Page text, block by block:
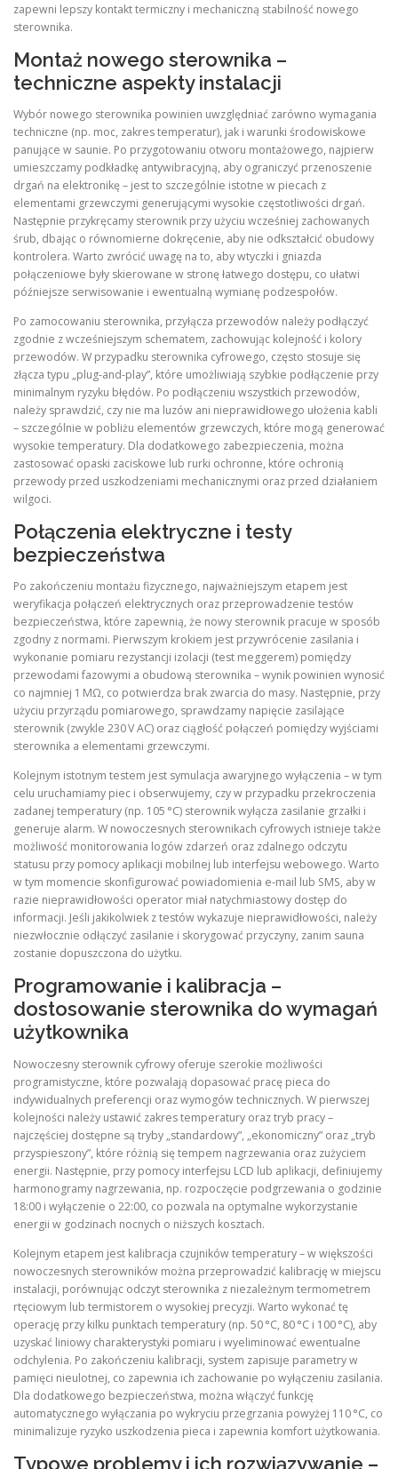
zapewni lepszy kontakt termiczny i mechaniczną stabilność nowego
sterownika.
Montaż nowego sterownika –
techniczne aspekty instalacji
Wybór nowego sterownika powinien uwzględniać zarówno wymagania
techniczne (np. moc, zakres temperatur), jak i warunki środowiskowe
panujące w saunie. Po przygotowaniu otworu montażowego, najpierw
umieszczamy podkładkę antywibracyjną, aby ograniczyć przenoszenie
drgań na elektronikę – jest to szczególnie istotne w piecach z
elementami grzewczymi generującymi wysokie częstotliwości drgań.
Następnie przykręcamy sterownik przy użyciu wcześniej zachowanych
śrub, dbając o równomierne dokręcenie, aby nie odkształcić obudowy
kontrolera. Warto zwrócić uwagę na to, aby wtyczki i gniazda
połączeniowe były skierowane w stronę łatwego dostępu, co ułatwi
późniejsze serwisowanie i ewentualną wymianę podzespołów.
Po zamocowaniu sterownika, przyłącza przewodów należy podłączyć
zgodnie z wcześniejszym schematem, zachowując kolejność i kolory
przewodów. W przypadku sterownika cyfrowego, często stosuje się
złącza typu „plug‑and‑play”, które umożliwiają szybkie podłączenie przy
minimalnym ryzyku błędów. Po podłączeniu wszystkich przewodów,
należy sprawdzić, czy nie ma luzów ani nieprawidłowego ułożenia kabli
– szczególnie w pobliżu elementów grzewczych, które mogą generować
wysokie temperatury. Dla dodatkowego zabezpieczenia, można
zastosować opaski zaciskowe lub rurki ochronne, które ochronią
przewody przed uszkodzeniami mechanicznymi oraz przed działaniem
wilgoci.
Połączenia elektryczne i testy
bezpieczeństwa
Po zakończeniu montażu fizycznego, najważniejszym etapem jest
weryfikacja połączeń elektrycznych oraz przeprowadzenie testów
bezpieczeństwa, które zapewnią, że nowy sterownik pracuje w sposób
zgodny z normami. Pierwszym krokiem jest przywrócenie zasilania i
wykonanie pomiaru rezystancji izolacji (test meggerem) pomiędzy
przewodami fazowymi a obudową sterownika – wynik powinien wynosić
co najmniej 1 MΩ, co potwierdza brak zwarcia do masy. Następnie, przy
użyciu przyrządu pomiarowego, sprawdzamy napięcie zasilające
sterownik (zwykle 230 V AC) oraz ciągłość połączeń pomiędzy wyjściami
sterownika a elementami grzewczymi.
Kolejnym istotnym testem jest symulacja awaryjnego wyłączenia – w tym
celu uruchamiamy piec i obserwujemy, czy w przypadku przekroczenia
zadanej temperatury (np. 105 °C) sterownik wyłącza zasilanie grzałki i
generuje alarm. W nowoczesnych sterownikach cyfrowych istnieje także
możliwość monitorowania logów zdarzeń oraz zdalnego odczytu
statusu przy pomocy aplikacji mobilnej lub interfejsu webowego. Warto
w tym momencie skonfigurować powiadomienia e‑mail lub SMS, aby w
razie nieprawidłowości operator miał natychmiastowy dostęp do
informacji. Jeśli jakikolwiek z testów wykazuje nieprawidłowości, należy
niezwłocznie odłączyć zasilanie i skorygować przyczyny, zanim sauna
zostanie dopuszczona do użytku.
Programowanie i kalibracja –
dostosowanie sterownika do wymagań
użytkownika
Nowoczesny sterownik cyfrowy oferuje szerokie możliwości
programistyczne, które pozwalają dopasować pracę pieca do
indywidualnych preferencji oraz wymogów technicznych. W pierwszej
kolejności należy ustawić zakres temperatury oraz tryb pracy –
najczęściej dostępne są tryby „standardowy”, „ekonomiczny” oraz „tryb
przyspieszony”, które różnią się tempem nagrzewania oraz zużyciem
energii. Następnie, przy pomocy interfejsu LCD lub aplikacji, definiujemy
harmonogramy nagrzewania, np. rozpoczęcie podgrzewania o godzinie
18:00 i wyłączenie o 22:00, co pozwala na optymalne wykorzystanie
energii w godzinach nocnych o niższych kosztach.
Kolejnym etapem jest kalibracja czujników temperatury – w większości
nowoczesnych sterowników można przeprowadzić kalibrację w miejscu
instalacji, porównując odczyt sterownika z niezależnym termometrem
rtęciowym lub termistorem o wysokiej precyzji. Warto wykonać tę
operację przy kilku punktach temperatury (np. 50 °C, 80 °C i 100 °C), aby
uzyskać liniowy charakterystyki pomiaru i wyeliminować ewentualne
odchylenia. Po zakończeniu kalibracji, system zapisuje parametry w
pamięci nieulotnej, co zapewnia ich zachowanie po wyłączeniu zasilania.
Dla dodatkowego bezpieczeństwa, można włączyć funkcję
automatycznego wyłączania po wykryciu przegrzania powyżej 110 °C, co
minimalizuje ryzyko uszkodzenia pieca i zapewnia komfort użytkowania.
Typowe problemy i ich rozwiązywanie –